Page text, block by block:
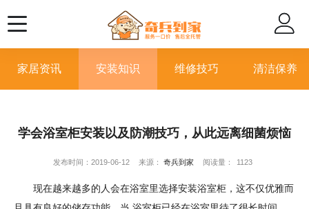
家居资讯 安装知识 维修技巧 清洁保养
学会浴室柜安装以及防潮技巧，从此远离细菌烦恼
发布时间：2019-06-12 来源： 奇兵到家 阅读量： 1123
现在越来越多的人会在浴室里选择安装浴室柜，这不仅优雅而